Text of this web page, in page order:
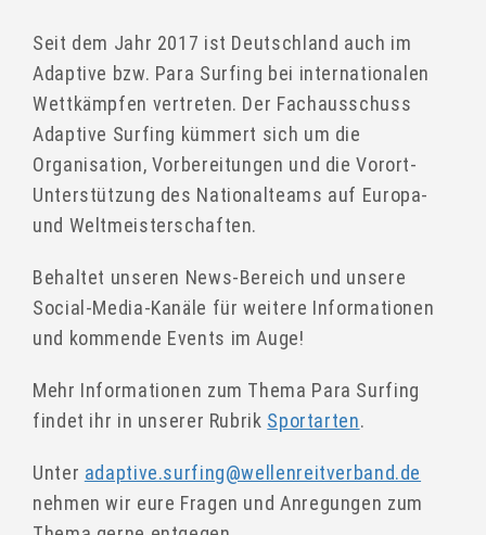
Seit dem Jahr 2017 ist Deutschland auch im
Adaptive bzw. Para Surfing bei internationalen
Wettkämpfen vertreten. Der Fachausschuss
Adaptive Surfing kümmert sich um die
Organisation, Vorbereitungen und die Vorort-
Unterstützung des Nationalteams auf Europa-
und Weltmeisterschaften.
Behaltet unseren News-Bereich und unsere
Social-Media-Kanäle für weitere Informationen
und kommende Events im Auge!
Mehr Informationen zum Thema Para Surfing
findet ihr in unserer Rubrik Sportarten.
Unter adaptive.surfing@wellenreitverband.de
nehmen wir eure Fragen und Anregungen zum